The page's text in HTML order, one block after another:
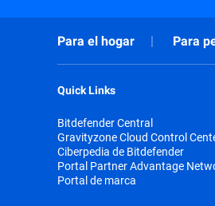
Para el hogar Para
Quick Links
Bitdefender Central
Gravityzone Cloud Control
Ciberpedia de Bitdefender
Portal Partner Advantage
Portal de marca